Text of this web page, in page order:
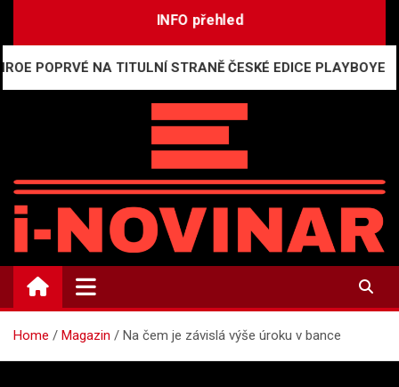
INFO přehled
NA TITULNÍ STRANĚ ČESKÉ EDICE PLAYBOYE
i-NOVINÁŘ
Mediální komunikace a press relations
Home Magazin Na čem je závislá výše úroku v bance